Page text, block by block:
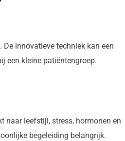
innovatieve techniek kan een
een kleine patiëntengroep.
naar leefstijl, stress, hormonen en
begeleiding belangrijk.